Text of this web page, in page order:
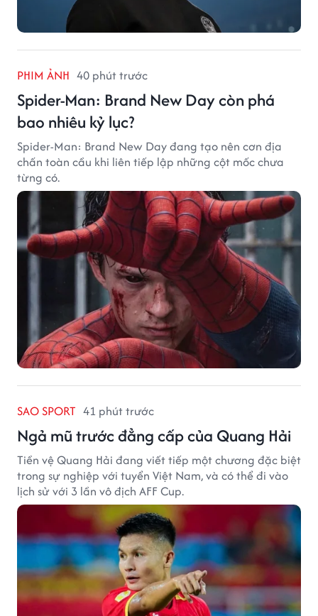
PHIM ẢNH 40 phút trước
Spider-Man: Brand New Day còn phá
bao nhiêu kỷ lục?
Spider-Man: Brand New Day đang tạo nên cơn địa
chấn toàn cầu khi liên tiếp lập những cột mốc chưa
từng có.
SAO SPORT 41 phút trước
Ngả mũ trước đẳng cấp của Quang Hải
Tiền vệ Quang Hải đang viết tiếp một chương đặc biệt
trong sự nghiệp với tuyển Việt Nam, và có thể đi vào
lịch sử với 3 lần vô địch AFF Cup.